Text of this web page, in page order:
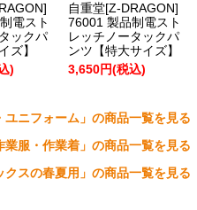
電スト
ックパ
ズ】
)
自重堂[Z-DRAGON]
76001 製品制電スト
レッチノータックパ
ンツ【特大サイズ】
3,650円(税込)
ユニフォーム」の商品一覧を見る
業服・作業着」の商品一覧を見る
クスの春夏用」の商品一覧を見る